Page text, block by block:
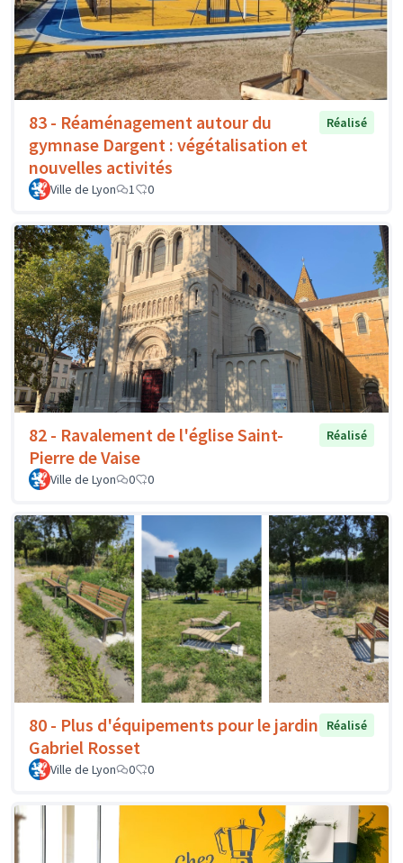
83 - Réaménagement autour du
gymnase Dargent : végétalisation et
nouvelles activités
Réalisé
Ville de Lyon 1 0
82 - Ravalement de l'église Saint-
Pierre de Vaise
Réalisé
Ville de Lyon 0 0
80 - Plus d'équipements pour le jardin
Gabriel Rosset
Réalisé
Ville de Lyon 0 0